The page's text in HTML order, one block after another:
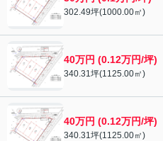
302.49坪(1000.00㎡)
40万円 (0.12万円/坪)
340.31坪(1125.00㎡)
40万円 (0.12万円/坪)
340.31坪(1125.00㎡)